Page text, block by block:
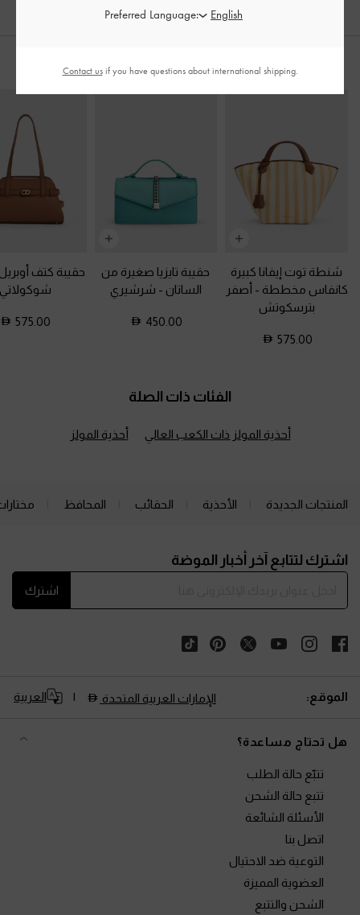
ارتديه مع
شنطة توت إيفانا كبيرة
كانفاس مخططة - أصفر
بترسكوتش
575.00
حقيبة تايزيا صغيرة من
الساتان - شرشيري
450.00
حقيبة كتف
575.00
الفئات ذات الصلة
أحذية المولز ذات الكعب العالي أحذية المولز
المنتجات الجديدة الأحذية الحقائب المحافظ
اشترك لتتابع آخر أخبار الموضة
اشترك
الموقع: الإمارات العربية المتحدة العربية
هل تحتاج مساعدة؟
تتبّع حالة الطلب
تتبع حالة الشحن
الأسئلة الشائعة
اتصل بنا
التوعية ضد الاحتيال
العضوية المميزة
الشحن والتتبع
Preferred Language:
Contact usif you have questions about international shipping.